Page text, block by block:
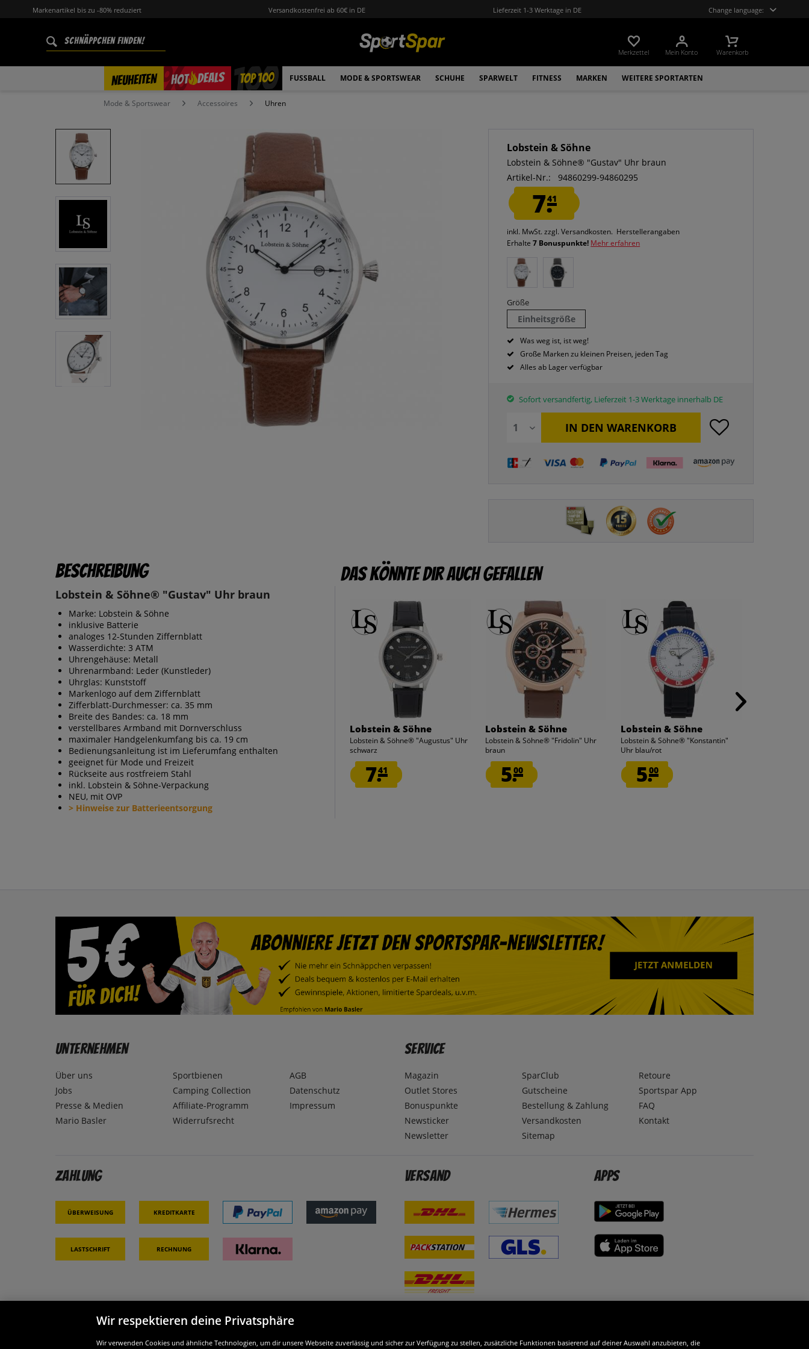
Markenartikel bis zu -80% reduziert Versandkostenfrei ab 60€ in DE Lieferzeit 1-3 Werktage in DE Change language:
Merkzettel Mein Konto Warenkorb
NEUHEITEN HOT DEALS
% TOP 100 FUSSBALL MODE & SPORTSWEAR SCHUHE SPARWELT FITNESS MARKEN WEITERE SPORTARTEN
Mode & Sportswear Accessoires Uhren
Lobstein & Söhne
Lobstein & Söhne® "Gustav" Uhr braun
Artikel-Nr.:
94860299-94860295
7.41
inkl. MwSt.zzgl. Versandkosten. Herstellerangaben
Erhalte7 Bonuspunkte! Mehr erfahren
Größe
Einheitsgröße
Was weg ist, ist weg!
Große Marken zu kleinen Preisen, jeden Tag
Alles ab Lager verfügbar
Sofort versandfertig, Lieferzeit 1-3 Werktage innerhalb DE
IN DEN WARENKORB
Beschreibung
Lobstein & Söhne® "Gustav" Uhr braun
Marke: Lobstein & Söhne
inklusive Batterie
analoges 12-Stunden Ziffernblatt
Wasserdichte: 3 ATM
Uhrengehäuse: Metall
Uhrenarmband: Leder (Kunstleder)
Uhrglas: Kunststoff
Markenlogo auf dem Ziffernblatt
Zifferblatt-Durchmesser: ca. 35 mm
Breite des Bandes: ca. 18 mm
verstellbares Armband mit Dornverschluss
maximaler Handgelenkumfang bis ca. 19 cm
Bedienungsanleitung ist im Lieferumfang enthalten
geeignet für Mode und Freizeit
Rückseite aus rostfreiem Stahl
inkl. Lobstein & Söhne-Verpackung
NEU, mit OVP
> Hinweise zur Batterieentsorgung
Das könnte dir auch gefallen
Lobstein & Söhne
Lobstein & Söhne® "Augustus" Uhr
schwarz
7.41
Lobstein & Söhne
Lobstein & Söhne® "Fridolin" Uhr
braun
5.00
Lobstein & Söhne
Lobstein & Söhne® "Konstantin"
Uhr blau/rot
5.00
Unternehmen
Über uns
Jobs
Presse & Medien
Mario Basler
Sportbienen
Camping Collection
Affiliate-Programm
Widerrufsrecht
AGB
Datenschutz
Impressum
Service
Magazin
Outlet Stores
Bonuspunkte
Newsticker
Newsletter
SparClub
Gutscheine
Bestellung & Zahlung
Versandkosten
Sitemap
Retoure
Sportspar App
FAQ
Kontakt
Zahlung
Überweisung Kreditkarte
Lastschrift Rechnung
Versand Apps
Partner & Sicherheit Wir sind ausgezeichnet
Wir respektieren deine Privatsphäre
Wir verwenden Cookies und ähnliche Technologien, um dir unsere Webseite zuverlässig und sicher zur Verfügung zu stellen, zusätzliche Funktionen basierend auf deiner Auswahl anzubieten, die